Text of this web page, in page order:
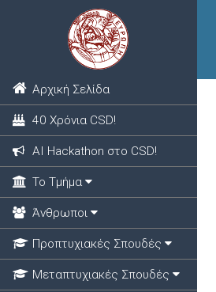
Αρχική Σελίδα
40 Χρόνια CSD!
ΑΙ Hackathon στο CSD!
Το Τμήμα
Άνθρωποι
Προπτυχιακές Σπουδές
Μεταπτυχιακές Σπουδές